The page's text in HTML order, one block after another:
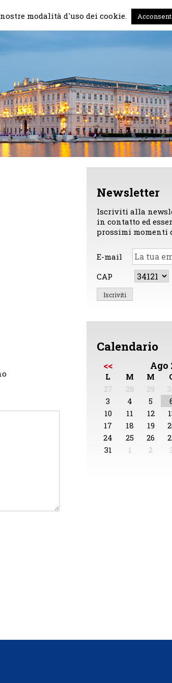
Il mio impegno Chi sono
Newsletter
Iscriviti alla
in contatto ed
prossimi momenti
E-mail
CAP
Calendario
<< Ago
L M M
27
28 29
3
4 5
10
11 12
17
18 19
24
25 26
31
1 2
modalità d'uso dei cookie.